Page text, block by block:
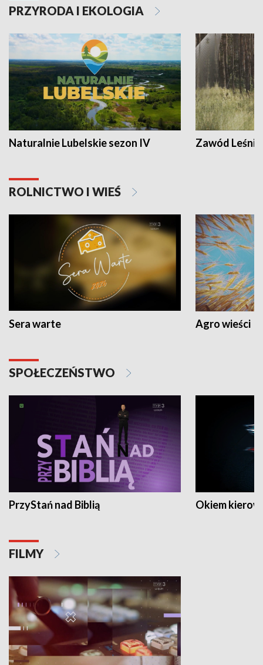
PRZYRODA I EKOLOGIA
Naturalnie Lubelskie sezon IV Zawód Leśnik
ROLNICTWO I WIEŚ
Sera warte Agro wieści
SPOŁECZEŃSTWO
PrzyStań nad Biblią Okiem
FILMY